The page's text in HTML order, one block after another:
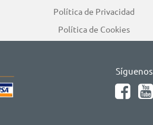
Política de Privacidad
Política de Cookies
Síguenos